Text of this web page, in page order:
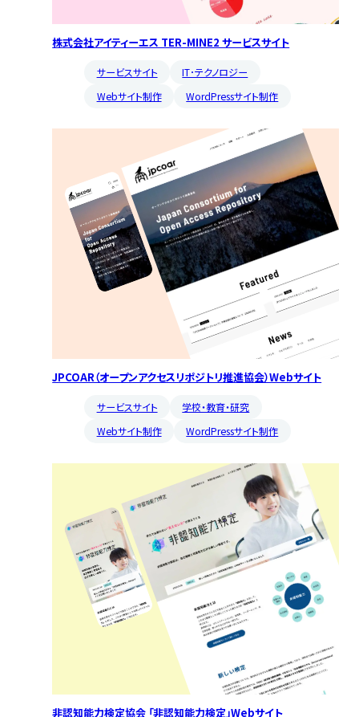
株式会社アイティーエス TER-MINE2 サービスサイト
サービスサイト
IT･テクノロジー
Webサイト制作
WordPressサイト制作
JPCOAR（オープンアクセスリポジトリ推進協会）Webサイト
サービスサイト
学校・教育・研究
Webサイト制作
WordPressサイト制作
非認知能力検定協会 「非認知能力検定」Webサイト